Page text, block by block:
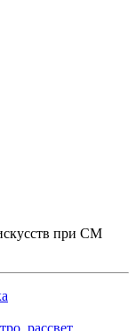
при СМ
рассвет